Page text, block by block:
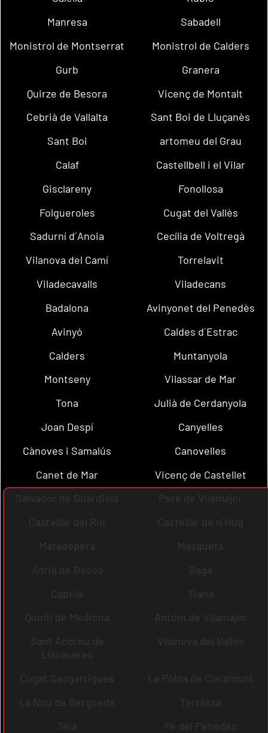
Manresa
Sabadell
Monistrol de Montserrat
Monistrol de Calders
Gurb
Granera
Quirze de Besora
Vicenç de Montalt
Cebrià de Vallalta
Sant Boi de Lluçanès
Sant Boi
artomeu del Grau
Calaf
Castellbell i el Vilar
Gisclareny
Fonollosa
Folgueroles
Cugat del Vallès
Sadurní d´Anoia
Cecília de Voltregà
Vilanova del Camí
Torrelavit
Viladecavalls
Viladecans
Badalona
Avinyonet del Penedès
Avinyó
Caldes d´Estrac
Calders
Muntanyola
Montseny
Vilassar de Mar
Tona
Julià de Cerdanyola
Joan Despí
Canyelles
Cànoves i Samalús
Canovelles
Canet de Mar
Vicenç de Castellet
Salvador de Guardiola
Pere de Vilamajor
Castellar del Riu
Castellar de n´Hug
Matadepera
Masquefa
Adrià de Besòs
Bagà
Cabrils
Tiana
Quintí de Mediona
Antoni de Vilamajor
Sant Andreu de
Llavaneres
Vilanova del Vallès
Cugat Sesgarrigues
La Pobla de Claramunt
La Nou de Berguedà
Terrassa
Teià
Fe del Penedès